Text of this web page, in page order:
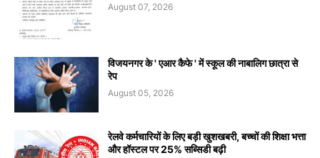
August 07, 2026
विजयनगर के ' एआर कैफे ' में स्कूल की नाबालिग छात्रा से
रेप
August 05, 2026
रेलवे कर्मचारियों के लिए बड़ी खुशखबरी, बच्चों की शिक्षा भत्ता
और हॉस्टल पर 25% सब्सिडी बढ़ी